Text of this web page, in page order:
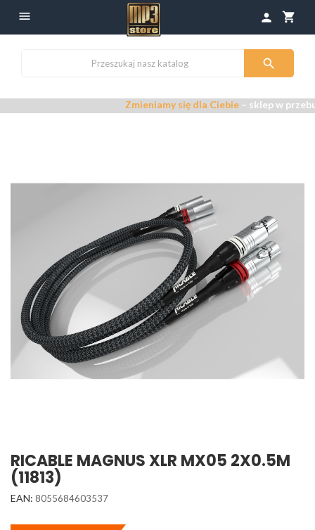
 shopping_cart
person

Zmieniamy się dla Ciebie– sklep w
RICABLE MAGNUS XLR MX05 2X0.5M
(11813)
EAN: 8055684603537